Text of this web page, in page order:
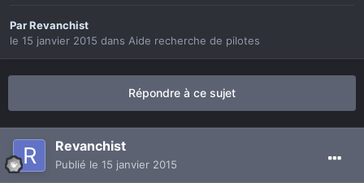
ParRevanchist
le 15 janvier 2015 dans Aide recherche de pilotes
Répondre à ce sujet
Revanchist
Publié le 15 janvier 2015